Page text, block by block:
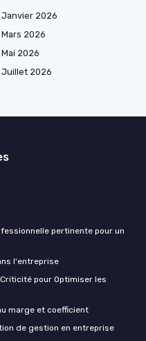
Janvier 2026
Mars 2026
Mai 2026
Juillet 2026
pertinente pour un
l'entreprise
pour Optimiser les
marge et coefficient
de gestion en entreprise